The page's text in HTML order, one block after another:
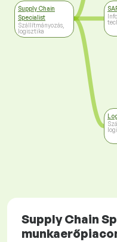
Supply Chain
Specialist
Szállítmányozás,
logisztika
Supply Chain